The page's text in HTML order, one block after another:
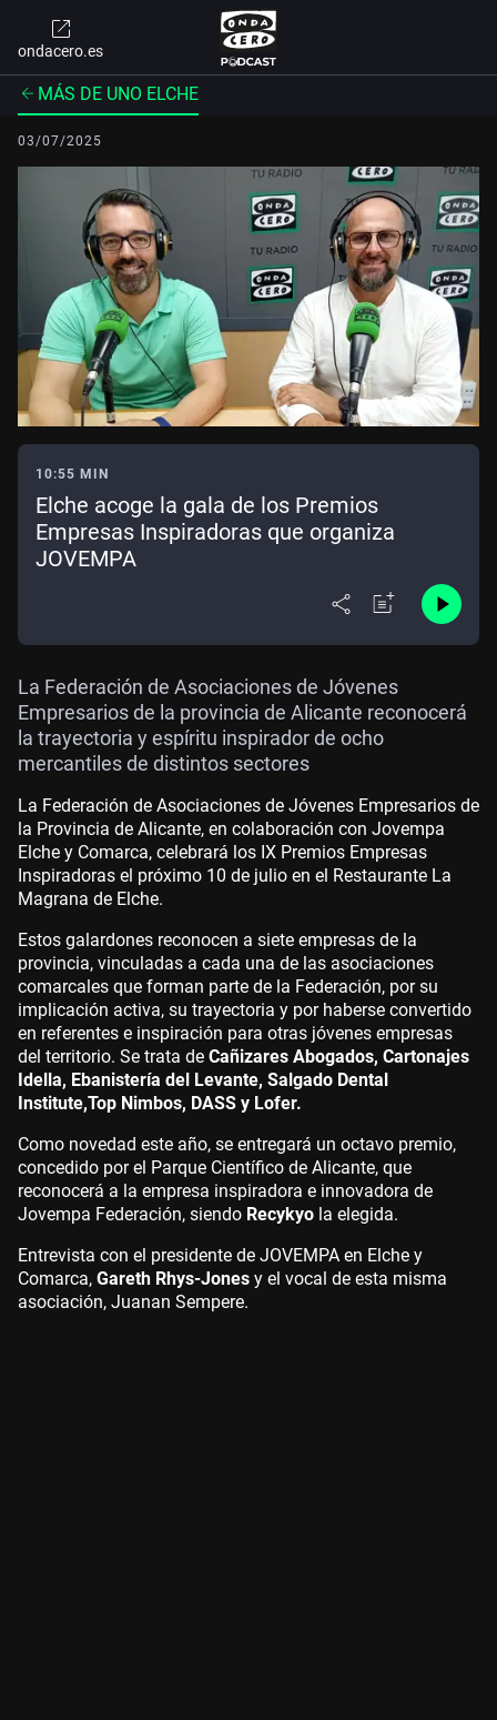
ondacero.es
MÁS DE UNO ELCHE
03/07/2025
10:55 MIN
Elche acoge la gala de los Premios
Empresas Inspiradoras que organiza
JOVEMPA
La Federación de Asociaciones de Jóvenes
Empresarios de la provincia de Alicante reconocerá
la trayectoria y espíritu inspirador de ocho
mercantiles de distintos sectores
La Federación de Asociaciones de Jóvenes Empresarios de
la Provincia de Alicante, en colaboración con Jovempa
Elche y Comarca, celebrará los IX Premios Empresas
Inspiradoras el próximo 10 de julio en el Restaurante La
Magrana de Elche.
Estos galardones reconocen a siete empresas de la
provincia, vinculadas a cada una de las asociaciones
comarcales que forman parte de la Federación, por su
implicación activa, su trayectoria y por haberse convertido
en referentes e inspiración para otras jóvenes empresas
del territorio. Se trata de Cañizares Abogados, Cartonajes
Idella, Ebanistería del Levante, Salgado Dental
Institute,Top Nimbos, DASS y Lofer.
Como novedad este año, se entregará un octavo premio,
concedido por el Parque Científico de Alicante, que
reconocerá a la empresa inspiradora e innovadora de
Jovempa Federación, siendo Recykyo la elegida.
Entrevista con el presidente de JOVEMPA en Elche y
Comarca, Gareth Rhys-Jones y el vocal de esta misma
asociación, Juanan Sempere.